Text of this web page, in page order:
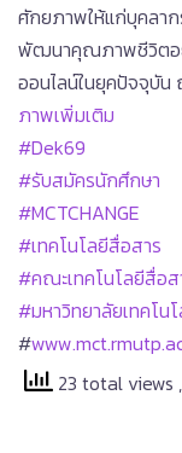
ศักยภาพให้แก่บุคลา
พัฒนาคุณภาพชีวิตอย่
ออนไลน์ในยุคปัจจุบัน
ภาพเพิ่มเติม
#Dek69
#รับสมัครนักศึกษา
#MCTCHANGE
#เทคโนโลยีสื่อสาร
#คณะเทคโนโลยีสื่อ
#มหาวิทยาลัยเทคโน
#
23 total views